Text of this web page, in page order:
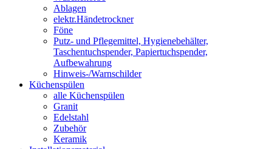
Ablagen
elektr.Händetrockner
Föne
Putz- und Pflegemittel, Hygienebehälter,
Taschentuchspender, Papiertuchspender,
Aufbewahrung
Hinweis-/Warnschilder
Küchenspülen
alle Küchenspülen
Granit
Edelstahl
Zubehör
Keramik